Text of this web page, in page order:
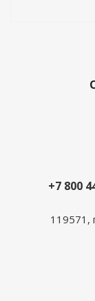
+7 800
119571,